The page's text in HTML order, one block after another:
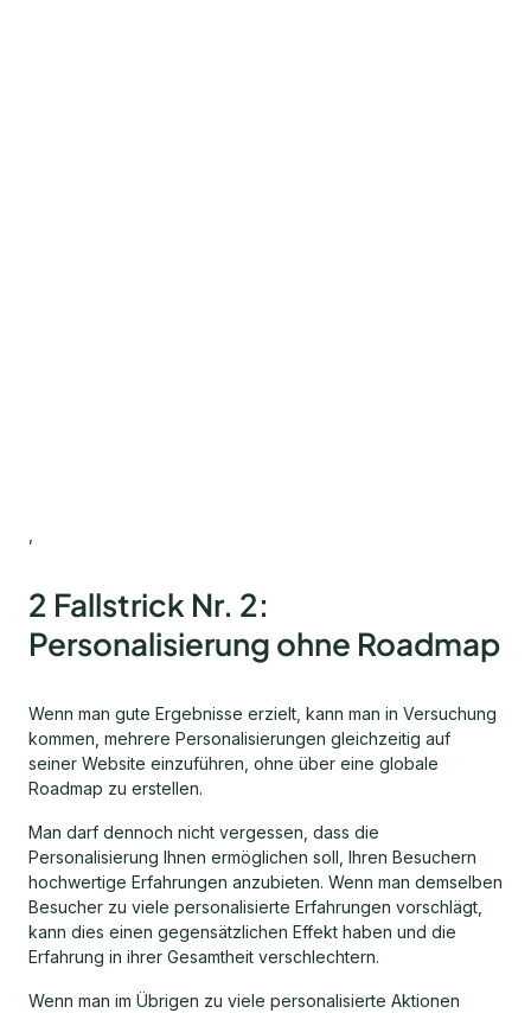
2 Fallstrick Nr. 2:
Personalisierung ohne Roadmap
Wenn man gute Ergebnisse erzielt, kann man in Versuchung
kommen, mehrere Personalisierungen gleichzeitig auf
seiner Website einzuführen, ohne über eine globale
Roadmap zu erstellen.
Man darf dennoch nicht vergessen, dass die
Personalisierung Ihnen ermöglichen soll, Ihren Besuchern
hochwertige Erfahrungen anzubieten. Wenn man demselben
Besucher zu viele personalisierte Erfahrungen vorschlägt,
kann dies einen gegensätzlichen Effekt haben und die
Erfahrung in ihrer Gesamtheit verschlechtern.
Wenn man im Übrigen zu viele personalisierte Aktionen